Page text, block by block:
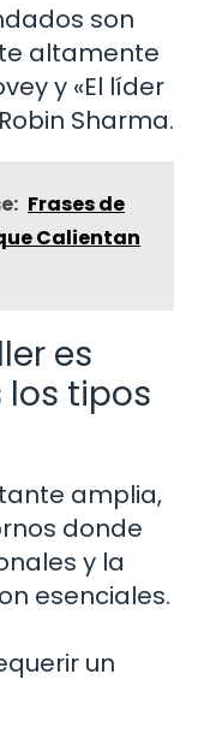
son
altamente
y «El líder
Sharma.
Frases de
Calientan
es
tipos
amplia,
donde
y la
esenciales.
un